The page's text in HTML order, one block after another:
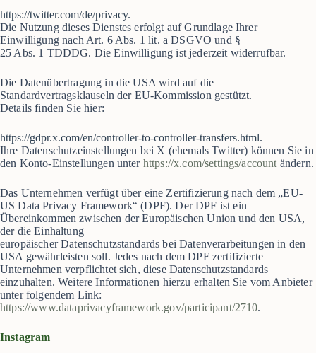
https://twitter.com/de/privacy.
Die Nutzung dieses Dienstes erfolgt auf Grundlage Ihrer
Einwilligung nach Art. 6 Abs. 1 lit. a DSGVO und §
25 Abs. 1 TDDDG. Die Einwilligung ist jederzeit widerrufbar.
Die Datenübertragung in die USA wird auf die
Standardvertragsklauseln der EU-Kommission gestützt.
Details finden Sie hier:
https://gdpr.x.com/en/controller-to-controller-transfers.html.
Ihre Datenschutzeinstellungen bei X (ehemals Twitter) können Sie in
den Konto-Einstellungen unter https://x.com/settings/account ändern.
Das Unternehmen verfügt über eine Zertifizierung nach dem „EU-
US Data Privacy Framework“ (DPF). Der DPF ist ein
Übereinkommen zwischen der Europäischen Union und den USA,
der die Einhaltung
europäischer Datenschutzstandards bei Datenverarbeitungen in den
USA gewährleisten soll. Jedes nach dem DPF zertifizierte
Unternehmen verpflichtet sich, diese Datenschutzstandards
einzuhalten. Weitere Informationen hierzu erhalten Sie vom Anbieter
unter folgendem Link:
https://www.dataprivacyframework.gov/participant/2710.
Instagram